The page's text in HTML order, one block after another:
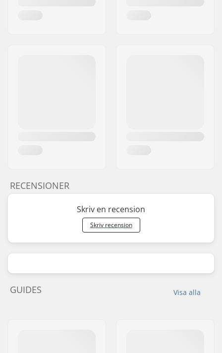
RECENSIONER
Skriv en recension
Skriv recension
Visa alla
GUIDES